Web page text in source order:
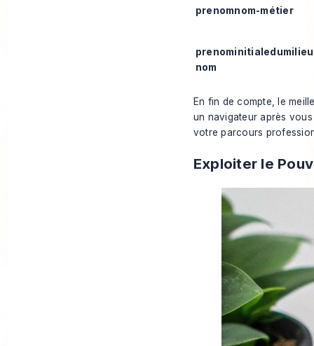
prenomnom-métier
nom
En fin de compte, le
un navigateur après
votre parcours
Exploiter le